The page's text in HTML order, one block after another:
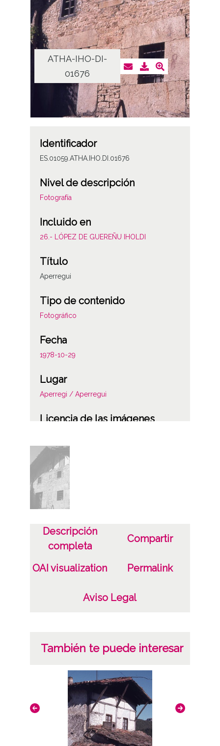
ATHA-IHO-DI-
01676
Identificador
ES.01059.ATHA.IHO.DI.01676
Nivel de descripción
Fotografía
Incluido en
26.- LÓPEZ DE GUEREÑU IHOLDI
Título
Aperregui
Tipo de contenido
Fotográfico
Fecha
1978-10-29
Lugar
Aperregi / Aperregui
Licencia de las imágenes
Descripción
completa
Compartir
OAI visualization Permalink
Aviso Legal
También te puede interesar